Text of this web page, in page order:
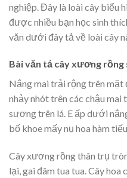
nghiệp. Đây là loài cây biểu
được nhiều bạn học sinh
văn dưới đây tả về loài cây
Bài văn tả cây xương rồng
Nắng mai trải rộng trên mặt
nhảy nhót trên các chậu
sương trên lá. E ấp dưới
bố khoe mấy nụ hoa hàm
Cây xương rồng thân trụ
lại, gai đâm tua tua. Cây